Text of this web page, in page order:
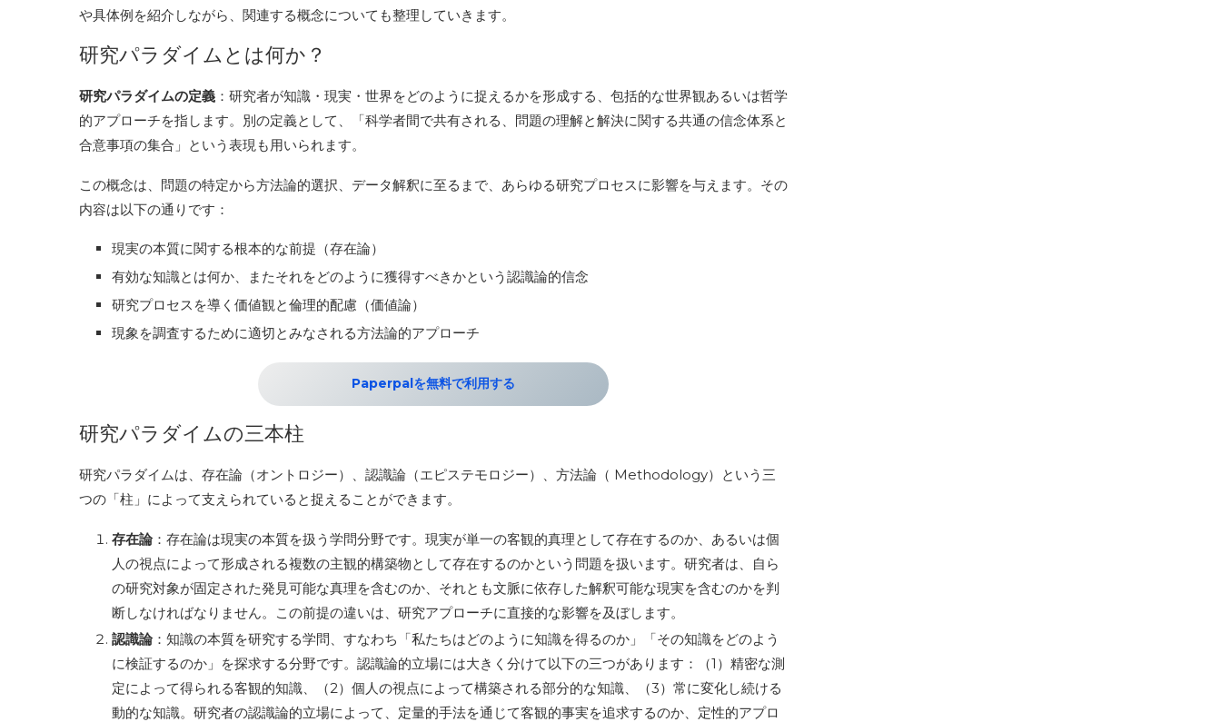
や具体例を紹介しながら、関連する概念についても整理していきます。
研究パラダイムとは何か？
研究パラダイムの定義 ：研究者が知識・現実・世界をどのように捉えるかを形成する、包括的な世界観あるいは哲学
的アプローチを指します。別の定義として、「科学者間で共有される、問題の理解と解決に関する共通の信念体系と
合意事項の集合」という表現も用いられます。
この概念は、問題の特定から方法論的選択、データ解釈に至るまで、あらゆる研究プロセスに影響を与えます。その
内容は以下の通りです：
現実の本質に関する根本的な前提（存在論）
有効な知識とは何か、またそれをどのように獲得すべきかという認識論的信念
研究プロセスを導く価値観と倫理的配慮（価値論）
現象を調査するために適切とみなされる方法論的アプローチ
Paperpalを無料で利用する
研究パラダイムの三本柱
研究パラダイムは、存在論（オントロジー）、認識論（エピステモロジー）、方法論（ Methodology）という三
つの「柱」によって支えられていると捉えることができます。
存在論：存在論は現実の本質を扱う学問分野です。現実が単一の客観的真理として存在するのか、あるいは個
人の視点によって形成される複数の主観的構築物として存在するのかという問題を扱います。研究者は、自ら
の研究対象が固定された発見可能な真理を含むのか、それとも文脈に依存した解釈可能な現実を含むのかを判
断しなければなりません。この前提の違いは、研究アプローチに直接的な影響を及ぼします。
認識論：知識の本質を研究する学問、すなわち「私たちはどのように知識を得るのか」「その知識をどのよう
に検証するのか」を探求する分野です。認識論的立場には大きく分けて以下の三つがあります：（1）精密な測
定によって得られる客観的知識、（2）個人の視点によって構築される部分的な知識、（3）常に変化し続ける
動的な知識。研究者の認識論的立場によって、定量的手法を通じて客観的事実を追求するのか、定性的アプロ